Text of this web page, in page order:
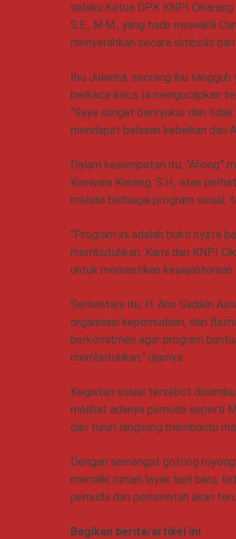
selaku Ketua DPK KNPI
S.E., M.M., yang hadir mewakili
menyerahkan secara simbolis
Ibu Julaeha, seorang ibu tangguh
berkaca-kaca, ia mengucapkan
“Saya sangat bersyukur dan
mendapat balasan kebaikan dari
Dalam kesempatan itu, “Ahong”
Kuswara Kunang, S.H., atas
melalui berbagai program sosial,
“Program ini adalah bukti nyata
membutuhkan. Kami dari KNPI
untuk memastikan kesejahteraan
Sementara itu, H. Aris Sadikin
organisasi kepemudaan, dan
berkomitmen agar program
membutuhkan,” ujarnya.
Kegiatan sosial tersebut
melihat adanya pemuda seperti
dan turun langsung membantu
Dengan semangat gotong
memiliki rumah layak huni baru,
pemuda dan pemerintah akan
Bagikan berita/artikel ini